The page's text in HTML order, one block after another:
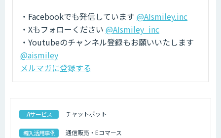
・Facebookでも発信しています @AIsmiley.inc
・Xもフォローください @AIsmiley_inc
・Youtubeのチャンネル登録もお願いいたします
@aismiley
メルマガに登録する
AIサービス チャットボット
導入活用事例 通信販売・Eコマース